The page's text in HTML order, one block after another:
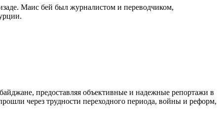
Маис бей был журналистом и переводчиком,
предоставляя объективные и надежные репортажи в
через трудности переходного периода, войны и реформ,